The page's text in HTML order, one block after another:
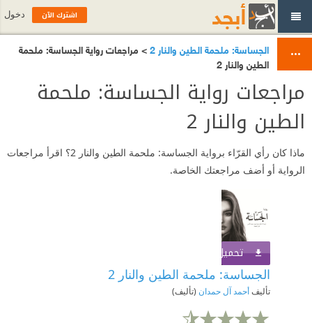
الجساسة: ملحمة الطين والنار 2
> مراجعات رواية الجساسة: ملحمة
الطين والنار 2
مراجعات رواية الجساسة: ملحمة
الطين والنار 2
ماذا كان رأي القرّاء برواية الجساسة: ملحمة الطين والنار 2؟ اقرأ مراجعات
الرواية أو أضف مراجعتك الخاصة.
تحميل الكتاب
الجساسة: ملحمة الطين والنار 2
تأليفأحمد آل حمدان (تأليف)
اشترك الآن دخول